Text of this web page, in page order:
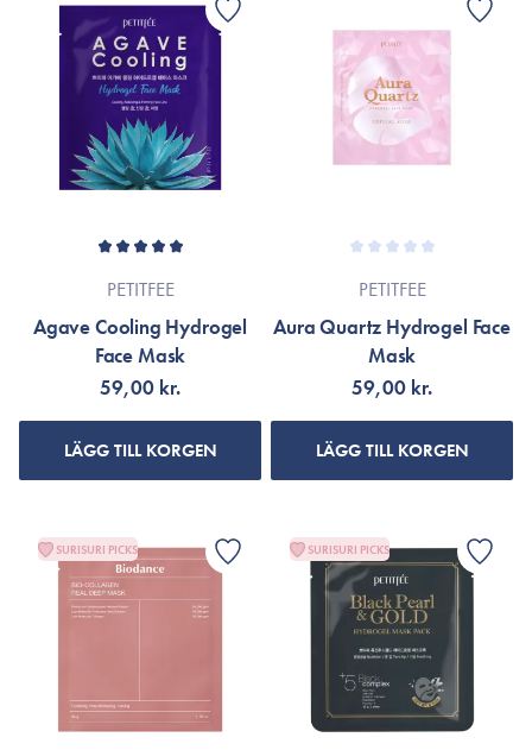
PETITFEE
Agave Cooling Hydrogel
Face Mask
59,00 kr.
LÄGG TILL KORGEN
PETITFEE
Aura Quartz Hydrogel Face
Mask
59,00 kr.
LÄGG TILL KORGEN
SURISURI PICKS SURISURI PICKS